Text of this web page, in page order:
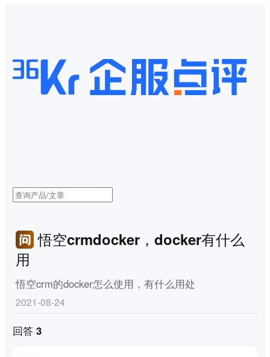
悟空crmdocker，docker有什么
用
悟空crm的docker怎么使用，有什么用处
2021-08-24
回答 3